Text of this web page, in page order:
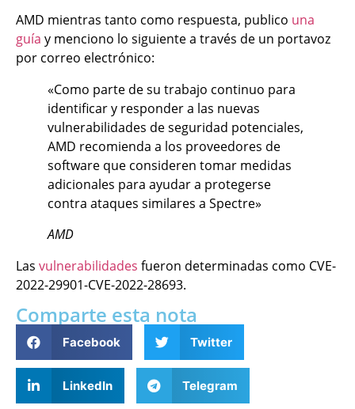
AMD mientras tanto como respuesta, publico una
guía y menciono lo siguiente a través de un portavoz
por correo electrónico:
«Como parte de su trabajo continuo para
identificar y responder a las nuevas
vulnerabilidades de seguridad potenciales,
AMD recomienda a los proveedores de
software que consideren tomar medidas
adicionales para ayudar a protegerse
contra ataques similares a Spectre»
AMD
Las vulnerabilidades fueron determinadas como CVE-
2022-29901-CVE-2022-28693.
Comparte esta nota
Facebook Twitter
LinkedIn Telegram